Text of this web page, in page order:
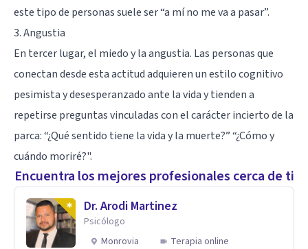
este tipo de personas suele ser “a mí no me va a pasar”.
3. Angustia
En tercer lugar, el miedoy la angustia. Las personas que
conectan desde esta actitud adquieren un estilo cognitivo
pesimista y desesperanzado ante la vida y tienden a
repetirse preguntas vinculadas con el carácter incierto de la
parca: “¿Qué sentido tiene la vida y la muerte?” “¿Cómo y
cuándo moriré?".
Encuentra los mejores profesionales cerca de ti
Dr. Arodi Martinez
Psicólogo
Monrovia
Terapia online